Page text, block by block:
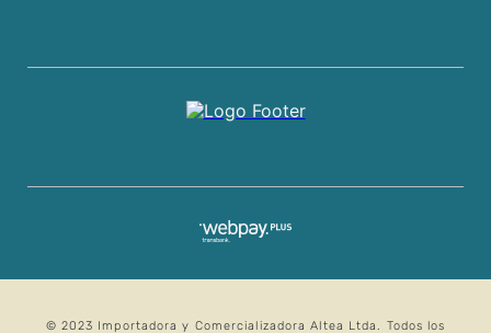
© 2023 Importadora y Comercializadora Altea Ltda. Todos los